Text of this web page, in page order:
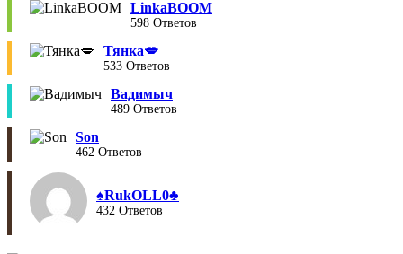
LinkaBOOM
598 Ответов
Тянка💋
533 Ответов
Вадимыч
489 Ответов
Son
462 Ответов
♠︎RukOLL0♣︎
432 Ответов